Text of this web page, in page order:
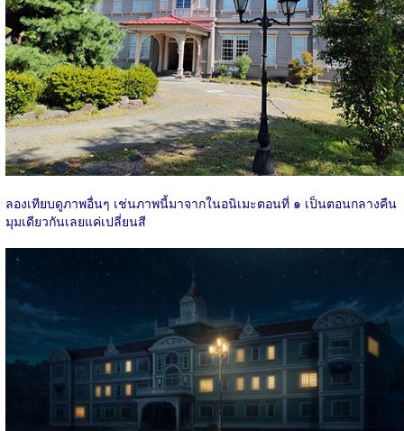
ลองเทียบดูภาพอื่นๆ เช่นภาพนี้มาจากในอนิเมะตอนที่ ๑ เป็นตอนกลางคืน
มุมเดียวกันเลยแค่เปลี่ยนสี